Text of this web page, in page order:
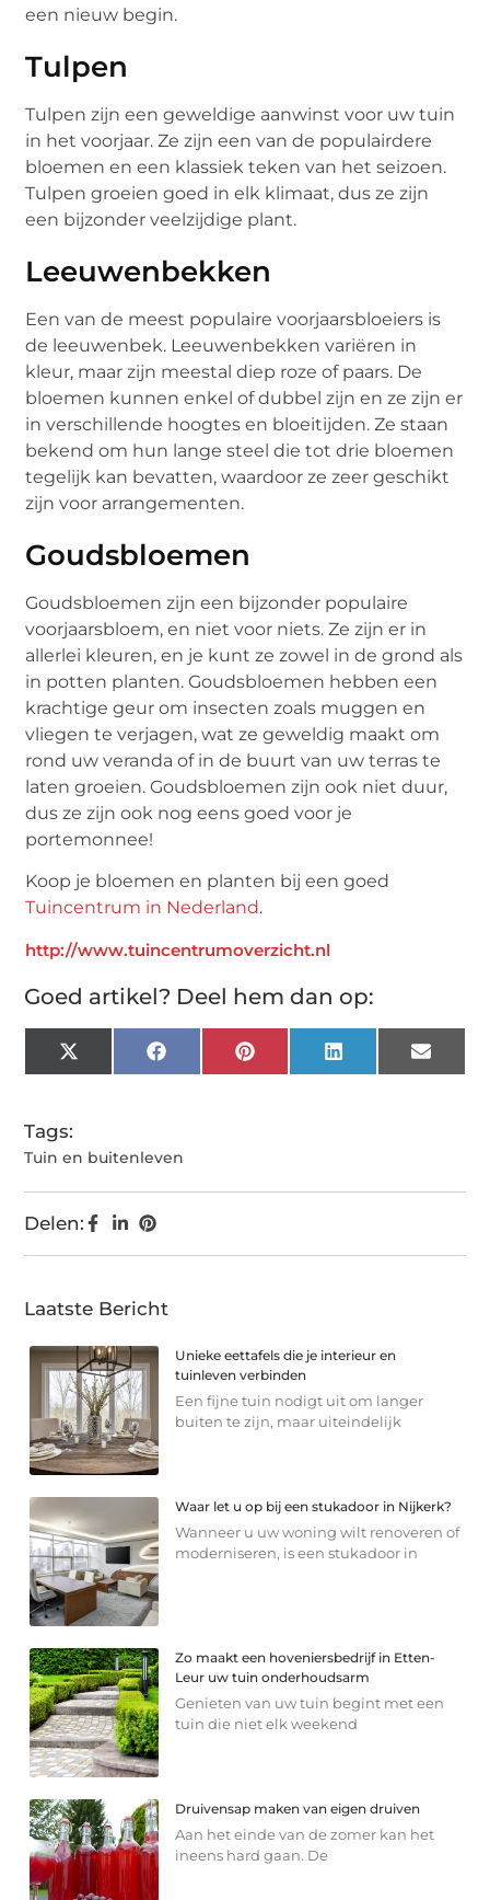
een nieuw begin.
Tulpen
Tulpen zijn een geweldige aanwinst voor uw tuin
in het voorjaar. Ze zijn een van de populairdere
bloemen en een klassiek teken van het seizoen.
Tulpen groeien goed in elk klimaat, dus ze zijn
een bijzonder veelzijdige plant.
Leeuwenbekken
Een van de meest populaire voorjaarsbloeiers is
de leeuwenbek. Leeuwenbekken variëren in
kleur, maar zijn meestal diep roze of paars. De
bloemen kunnen enkel of dubbel zijn en ze zijn er
in verschillende hoogtes en bloeitijden. Ze staan
bekend om hun lange steel die tot drie bloemen
tegelijk kan bevatten, waardoor ze zeer geschikt
zijn voor arrangementen.
Goudsbloemen
Goudsbloemen zijn een bijzonder populaire
voorjaarsbloem, en niet voor niets. Ze zijn er in
allerlei kleuren, en je kunt ze zowel in de grond als
in potten planten. Goudsbloemen hebben een
krachtige geur om insecten zoals muggen en
vliegen te verjagen, wat ze geweldig maakt om
rond uw veranda of in de buurt van uw terras te
laten groeien. Goudsbloemen zijn ook niet duur,
dus ze zijn ook nog eens goed voor je
portemonnee!
Koop je bloemen en planten bij een goed
Tuincentrum in Nederland.
http://www.tuincentrumoverzicht.nl
Goed artikel? Deel hem dan op:
X
(Twitter)
FacebookPinterest LinkedIn Email
Tags:
Tuin en buitenleven
Delen:
Laatste Bericht
Unieke eettafels die je interieur en
tuinleven verbinden
Een fijne tuin nodigt uit om langer
buiten te zijn, maar uiteindelijk
Waar let u op bij een stukadoor in Nijkerk?
Wanneer u uw woning wilt renoveren of
moderniseren, is een stukadoor in
Zo maakt een hoveniersbedrijf in Etten-
Leur uw tuin onderhoudsarm
Genieten van uw tuin begint met een
tuin die niet elk weekend
Druivensap maken van eigen druiven
Aan het einde van de zomer kan het
ineens hard gaan. De